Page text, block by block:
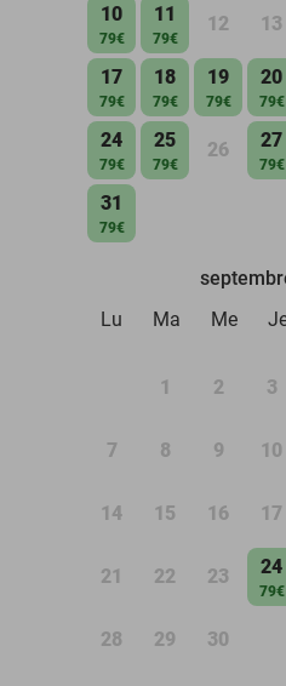
10
79€
11
79€
12 13
17
79€
18
79€
19
79€
20
79€
24
79€
25
79€
26 27
79€
31
79€
Lu
Ma Me
1 2 3
7 8 9 10
14 15 16 17
21 22 23 24
79€
28 29 30